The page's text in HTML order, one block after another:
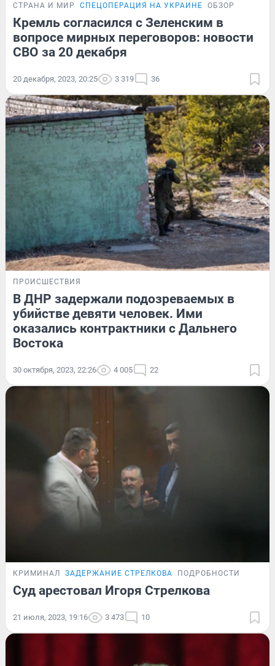
СТРАНА И МИР СПЕЦОПЕРАЦИЯ НА УКРАИНЕ ОБЗОР
Кремль согласился с Зеленским в
вопросе мирных переговоров: новости
СВО за 20 декабря
20 декабря, 2023, 20:25 3 319 36
ПРОИСШЕСТВИЯ
В ДНР задержали подозреваемых в
убийстве девяти человек. Ими
оказались контрактники с Дальнего
Востока
30 октября, 2023, 22:26 4 005 22
КРИМИНАЛ ЗАДЕРЖАНИЕ СТРЕЛКОВА ПОДРОБНОСТИ
Суд арестовал Игоря Стрелкова
21 июля, 2023, 19:16 3 473 10